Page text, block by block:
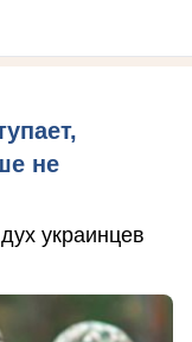
не
украинцев